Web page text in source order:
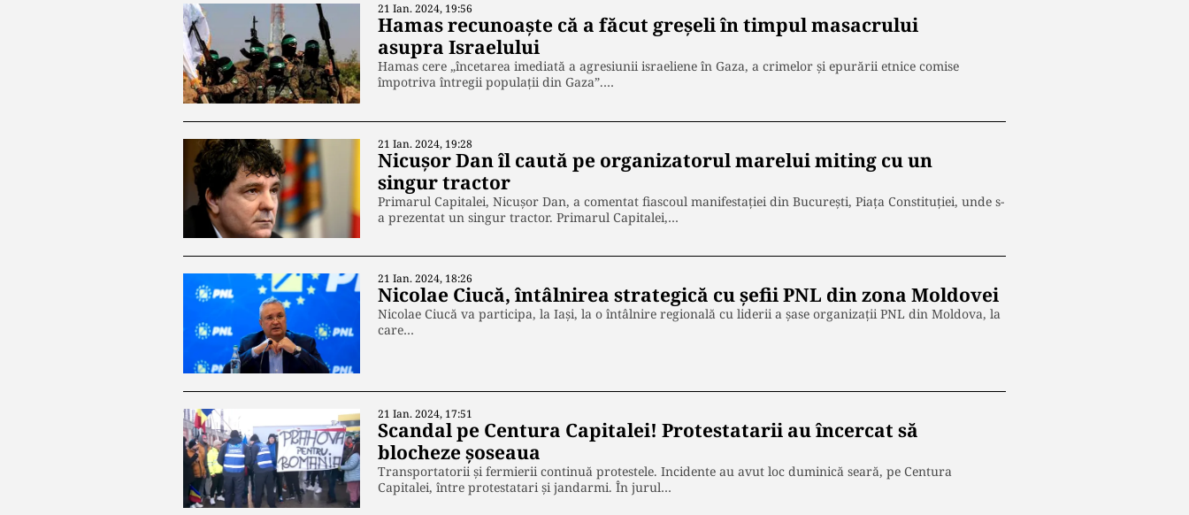
21 Ian. 2024, 19:56
Hamas recunoaște că a făcut greșeli în timpul masacrului
asupra Israelului
Hamas cere „încetarea imediată a agresiunii israeliene în Gaza, a crimelor și epurării etnice comise
împotriva întregii populații din Gaza”.…
21 Ian. 2024, 19:28
Nicușor Dan îl caută pe organizatorul marelui miting cu un
singur tractor
Primarul Capitalei, Nicușor Dan, a comentat fiascoul manifestației din București, Piața Constituției, unde s-
a prezentat un singur tractor. Primarul Capitalei,…
21 Ian. 2024, 18:26
Nicolae Ciucă, întâlnirea strategică cu șefii PNL din zona Moldovei
Nicolae Ciucă va participa, la Iaşi, la o întâlnire regională cu liderii a şase organizaţii PNL din Moldova, la
care…
21 Ian. 2024, 17:51
Scandal pe Centura Capitalei! Protestatarii au încercat să
blocheze șoseaua
Transportatorii și fermierii continuă protestele. Incidente au avut loc duminică seară, pe Centura
Capitalei, între protestatari și jandarmi. În jurul…